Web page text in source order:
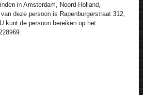
inAmsterdam Noord-Holland,
deze persoon is Rapenburgerstraat 312,
kunt de persoon bereiken op het
.